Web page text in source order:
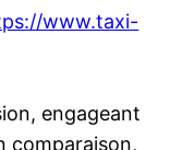
www.taxi-
engageant
comparaison,